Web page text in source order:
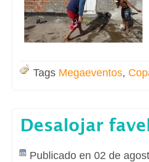
Tags Megaeventos,
Desalojar
Publicado en 02 de